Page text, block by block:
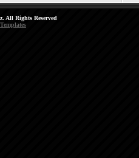
All Rights Reserved